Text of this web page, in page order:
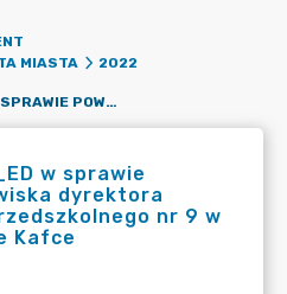
MIASTA
2022
OR.0050.1251.2022_ED W SPRAWIE POWIERZENIA STANOWISKA DYREKTORA ZESPOŁU SZKOLNO-PRZEDSZKOLNEGO NR 9 W ŻORACH PANI LUCYNIE KAFCE
w sprawie
dyrektora
nr 9 w
Kafce